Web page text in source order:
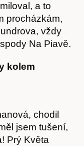
a to
procházkám,
vždy
Na Piavě.
kolem
chodil
jsem tušení,
Prý Květa